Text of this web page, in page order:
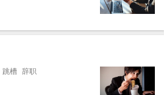
跳槽 辞职